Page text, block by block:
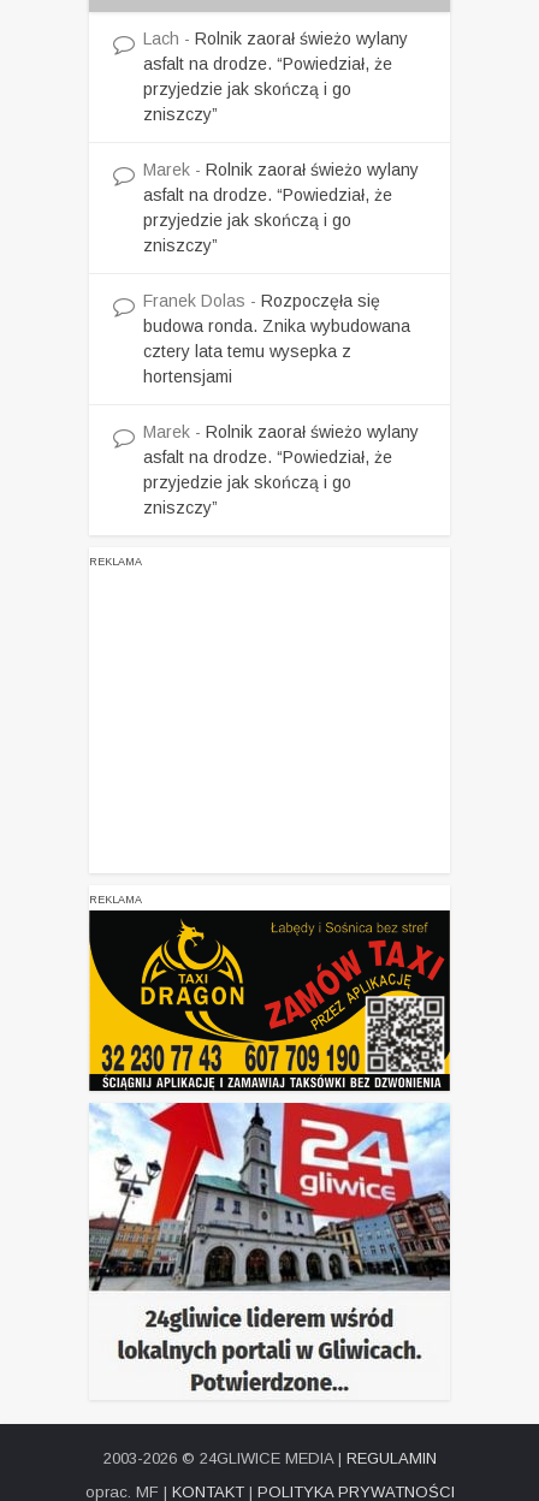
Lach - Rolnik zaorał świeżo wylany
asfalt na drodze. “Powiedział, że
przyjedzie jak skończą i go
zniszczy”
Marek - Rolnik zaorał świeżo wylany
asfalt na drodze. “Powiedział, że
przyjedzie jak skończą i go
zniszczy”
Franek Dolas - Rozpoczęła się
budowa ronda. Znika wybudowana
cztery lata temu wysepka z
hortensjami
Marek - Rolnik zaorał świeżo wylany
asfalt na drodze. “Powiedział, że
przyjedzie jak skończą i go
zniszczy”
REKLAMA
REKLAMA
2003-2026 © 24GLIWICE MEDIA | REGULAMIN
oprac. MF | KONTAKT| POLITYKA PRYWATNOŚCI